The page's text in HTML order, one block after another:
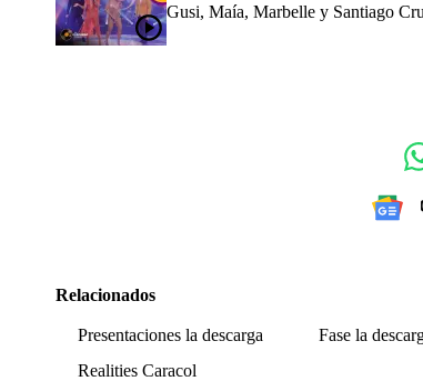
Gusi, Maía, Marbelle y Santiago
Relacionados
Presentaciones la descarga Fase la
Realities Caracol